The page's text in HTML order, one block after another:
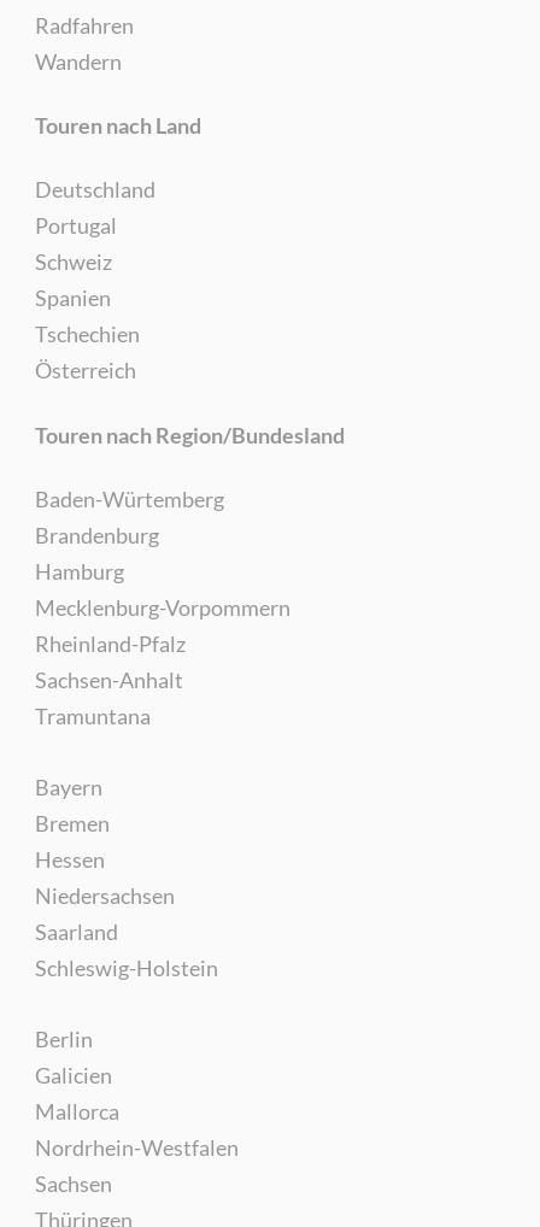
Radfahren
Wandern
Touren nach Land
Deutschland
Portugal
Schweiz
Spanien
Tschechien
Österreich
Touren nach Region/Bundesland
Baden-Würtemberg
Brandenburg
Hamburg
Mecklenburg-Vorpommern
Rheinland-Pfalz
Sachsen-Anhalt
Tramuntana
Bayern
Bremen
Hessen
Niedersachsen
Saarland
Schleswig-Holstein
Berlin
Galicien
Mallorca
Nordrhein-Westfalen
Sachsen
Thüringen